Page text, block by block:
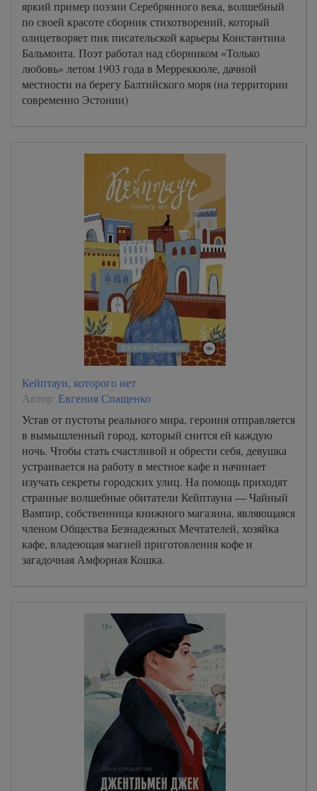
яркий пример поэзии Серебрянного века, волшебный
по своей красоте сборник стихотворений, который
олицетворяет пик писательской карьеры Константина
Бальмонта. Поэт работал над сборником «Только
любовь» летом 1903 года в Мерреккюле, дачной
местности на берегу Балтийского моря (на территории
современно Эстонии)
Кейптаун, которого нет
Автор: Евгения Спащенко
Устав от пустоты реального мира, героиня отправляется
в вымышленный город, который снится ей каждую
ночь. Чтобы стать счастливой и обрести себя, девушка
устраивается на работу в местное кафе и начинает
изучать секреты городских улиц. На помощь приходят
странные волшебные обитатели Кейптауна — Чайный
Вампир, собственница книжного магазина, являющаяся
членом Общества Безнадежных Мечтателей, хозяйка
кафе, владеющая магией приготовления кофе и
загадочная Амфорная Кошка.